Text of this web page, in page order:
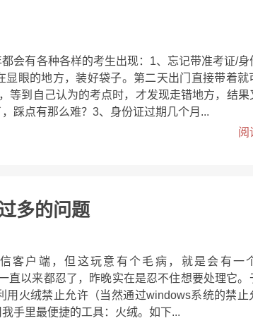
会有各种各样的考生出现：1、忘记带准考证/身
眼的地方，装好袋子。第二天出门直接带着就
等到自己认为的考点时，才发现走错地方，结果
踩点有那么难？3、身份证过期几个月...
阅
多的问题
客户端，但这玩意有个毛病，就是会有一
直以来都忍了，昨晚实在是忍不住想要处理它。
火绒禁止允许（当然通过windows系统的禁止
手里最便捷的工具：火绒。如下...